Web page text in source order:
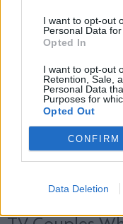
I want to opt-out
Personal Data
Opted In
I want to opt-out
Retention, Sale,
Personal Data
Purposes for
Opted Out
CONFIRM
Data Deletion